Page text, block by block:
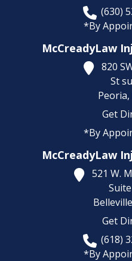
(630)
*By
McCreadyLaw
820
St
Peoria,
Get
*By
McCreadyLaw
521 W.
Get
(618)
*By